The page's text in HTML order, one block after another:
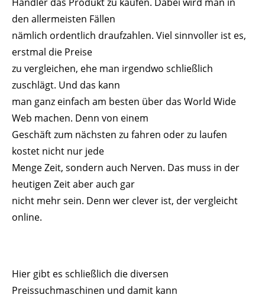
den allermeisten Fällen
nämlich ordentlich draufzahlen. Viel sinnvoller ist es,
erstmal die Preise
zu vergleichen, ehe man irgendwo schließlich
zuschlägt. Und das kann
man ganz einfach am besten über das World Wide
Web machen. Denn von einem
Geschäft zum nächsten zu fahren oder zu laufen
kostet nicht nur jede
Menge Zeit, sondern auch Nerven. Das muss in der
heutigen Zeit aber auch gar
nicht mehr sein. Denn wer clever ist, der vergleicht
online.
Hier gibt es schließlich die diversen
Preissuchmaschinen und damit kann